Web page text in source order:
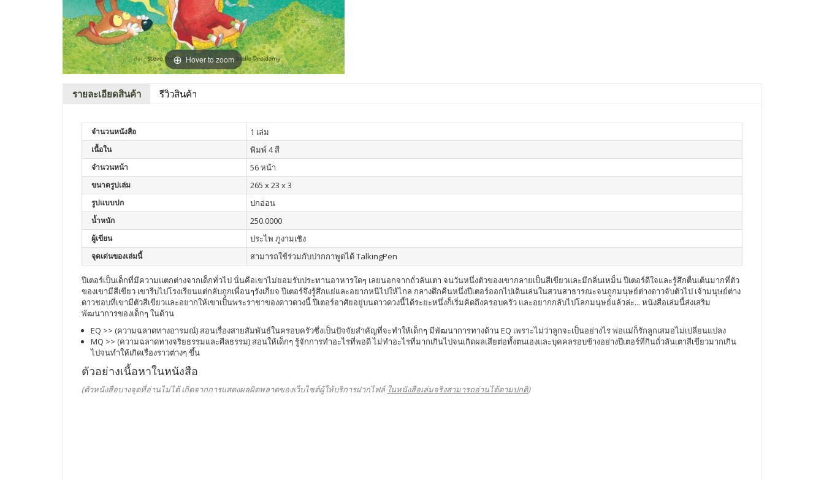
Hover to zoom
รายละเอียดสินค้า รีวิวสินค้า
จำนวนหนังสือ 1 เล่ม
เนื้อใน พิมพ์ 4 สี
จำนวนหน้า 56 หน้า
ขนาดรูปเล่ม 265 x 23 x 3
รูปแบบปก ปกอ่อน
น้ำหนัก 250.0000
ผู้เขียน ประไพ ภูงามเชิง
จุดเด่นของเล่มนี้ สามารถใช้ร่วมกับปากกาพูดได้ TalkingPen
ปีเตอร์เป็นเด็กที่มีความแตกต่างจากเด็กทั่วไป นั่นคือเขาไม่ยอมรับประทานอาหารใดๆ เลยนอกจากถั่วลันเตา จนวันหนึ่งตัวของเขากลายเป็นสีเขียวและมีกลิ่นเหม็น ปีเตอร์ดีใจและรู้สึกตื่นเต้นมากที่ตัว
ของเขามีสีเขียว เขารีบไปโรงเรียนแต่กลับถูกเพื่อนๆรังเกียจ ปีเตอร์จึงรู้สึกแย่และอยากหนีไปให้ไกล กลางดึกคืนหนึ่งปีเตอร์ออกไปเดินเล่นในสวนสาธารณะจนถูกมนุษย์ต่างดาวจับตัวไป เจ้ามนุษย์ต่าง
ดาวชอบที่เขามีตัวสีเขียวและอยากให้เขาเป็นพระราชาของดาวดวงนี้ ปีเตอร์อาศัยอยู่บนดาวดวงนี้ได้ระยะหนึ่งก็เริ่มคิดถึงครอบครัว และอยากกลับไปโลกมนุษย์แล้วล่ะ... หนังสือเล่มนี้ส่งเสริม
พัฒนาการของเด็กๆ ในด้าน
EQ >> (ความฉลาดทางอารมณ์) สอนเรื่องสายสัมพันธ์ในครอบครัวซึ่งเป็นปัจจัยสำคัญที่จะทำให้เด็กๆ มีพัฒนาการทางด้าน EQ เพราะไม่ว่าลูกจะเป็นอย่างไร พ่อแม่ก็รักลูกเสมอไม่เปลี่ยนแปลง
MQ >> (ความฉลาดทางจริยธรรมและศีลธรรม) สอนให้เด็กๆ รู้จักการทำอะไรที่พอดี ไม่ทำอะไรที่มากเกินไปจนเกิดผลเสียต่อทั้งตนเองและบุคคลรอบข้างอย่างปีเตอร์ที่กินถั่วลันเตาสีเขียวมากเกิน
ไปจนทำให้เกิดเรื่องราวต่างๆ ขึ้น
ตัวอย่างเนื้อหาในหนังสือ
(ตัวหนังสือบางจุดที่อ่านไม่ได้ เกิดจากการแสดงผลผิดพลาดของเว็บไซต์ผู้ให้บริการฝากไฟล์ ในหนังสือเล่มจริงสามารถอ่านได้ตามปกติ)